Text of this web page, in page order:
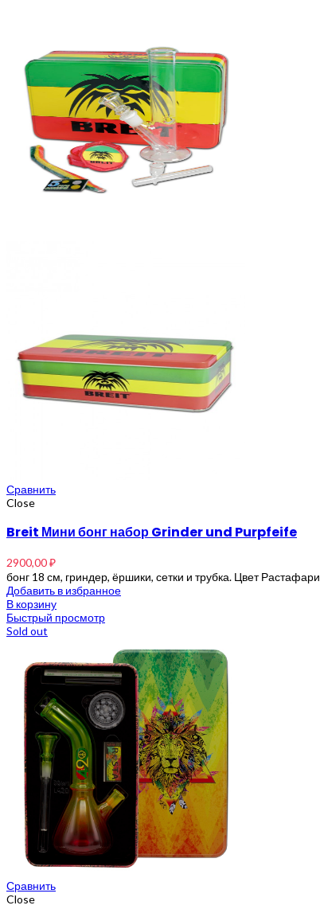
Подставка для благовоний
CrazyBong
О нас
Доставка и оплата
Контакты
Бренды
Сравнить
Close
Breit Мини бонг набор Grinder und Purpfeife
2900,00₽
бонг 18 см, гриндер, ёршики, сетки и трубка. Цвет Растафари
Добавить в избранное
В корзину
Быстрый просмотр
Sold out
Сравнить
Close